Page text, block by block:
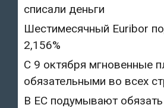
списали деньги
Шестимесячный Euribor
2,156%
С 9 октября мгновенные
обязательными во всех
В ЕС подумывают обязать